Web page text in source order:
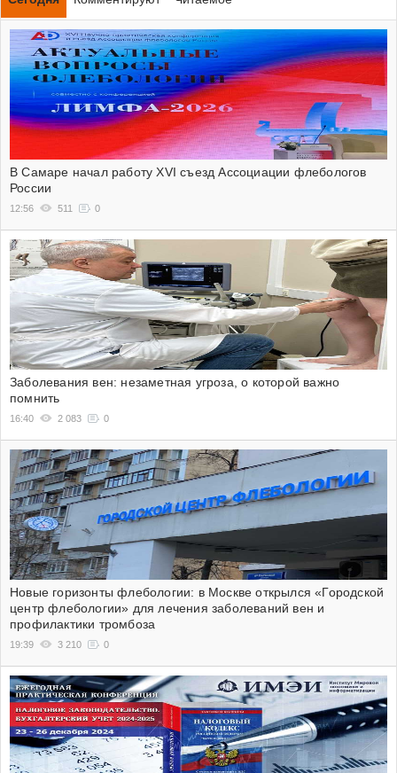
В Самаре начал работу XVI съезд Ассоциации флебологов
России
12:56 511 0
Заболевания вен: незаметная угроза, о которой важно
помнить
16:40 2 083 0
Новые горизонты флебологии: в Москве открылся «Городской
центр флебологии» для лечения заболеваний вен и
профилактики тромбоза
19:39 3 210 0